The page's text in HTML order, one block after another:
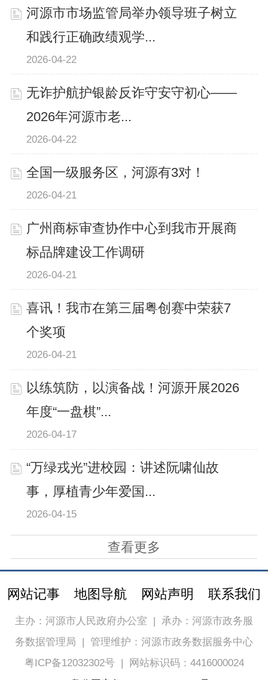
河源市市场监管局举办领导班子树立
和践行正确政绩观学...
2026-04-22
无诈护航护银龄反诈守安守初心——
2026年河源市老...
2026-04-22
全国一级服务区，河源有3对！
2026-04-21
广州商标审查协作中心到我市开展商
标品牌建设工作调研
2026-04-21
喜讯！我市在第三届粤创赛中荣获7
个奖项
2026-04-21
以练筑防，以演备战！河源开展2026
年度“一盘棋”...
2026-04-17
“万绿戎光”进校园：讲述阮啸仙故
事，厚植青少年爱国...
2026-04-15
查看更多
网站记事 地图导航 网站声明 联系我们
主办：河源市人民政府办公室
承办：河源市政务服
务数据管理局
管理维护：河源市政务数据服务中心
粤ICP备12032302号|
网站标识码：4416000024